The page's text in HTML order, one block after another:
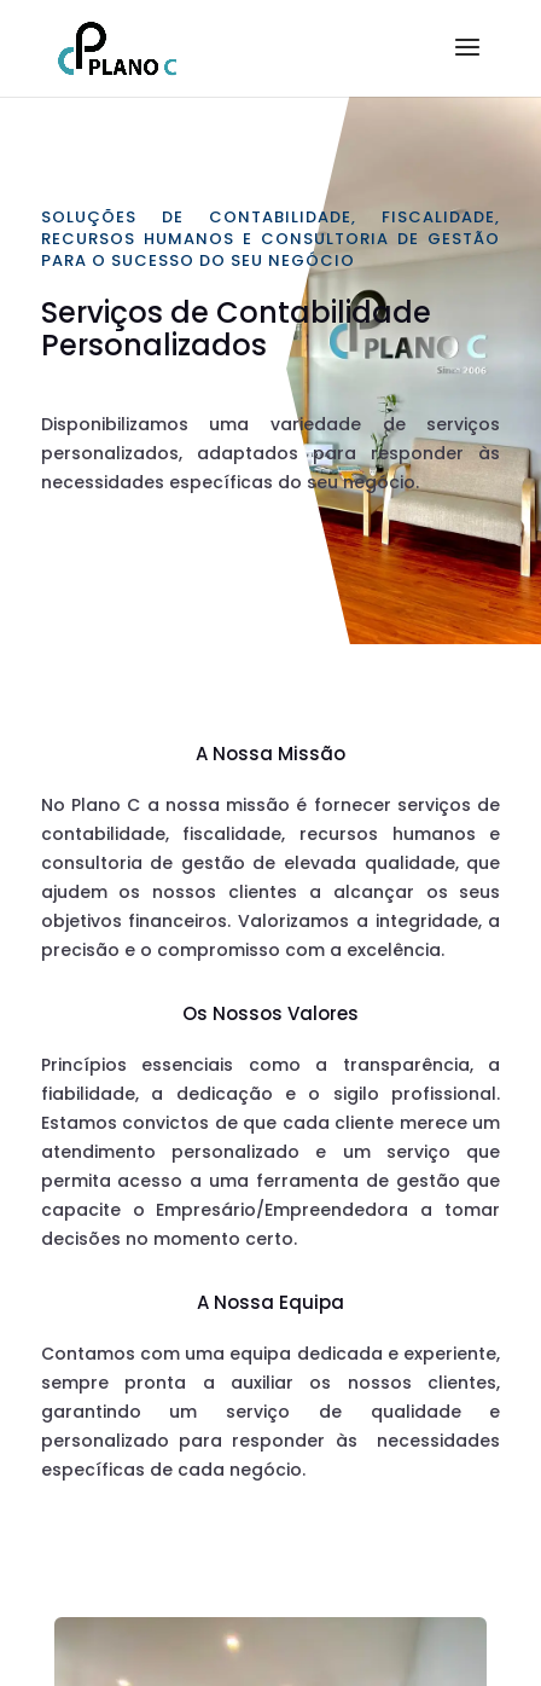
SOLUÇÕES DE CONTABILIDADE, FISCALIDADE,
RECURSOS HUMANOS E CONSULTORIA DE GESTÃO
PARA O SUCESSO DO SEU NEGÓCIO
Serviços de Contabilidade
Personalizados
Disponibilizamos uma variedade de serviços
personalizados, adaptados para responder às
necessidades específicas do seu negócio.
A Nossa Missão
No Plano C a nossa missão é fornecer serviços de
contabilidade, fiscalidade, recursos humanos e
consultoria de gestão de elevada qualidade, que
ajudem os nossos clientes a alcançar os seus
objetivos financeiros. Valorizamos a integridade, a
precisão e o compromisso com a excelência.
Os Nossos Valores
Princípios essenciais como a transparência, a
fiabilidade, a dedicação e o sigilo profissional.
Estamos convictos de que cada cliente merece um
atendimento personalizado e um serviço que
permita acesso a uma ferramenta de gestão que
capacite o Empresário/Empreendedora a tomar
decisões no momento certo.
A Nossa Equipa
Contamos com uma equipa dedicada e experiente,
sempre pronta a auxiliar os nossos clientes,
garantindo um serviço de qualidade e
personalizado para responder às
necessidades
específicas de cada negócio.